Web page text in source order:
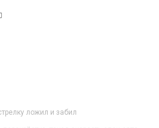
ложил и забил